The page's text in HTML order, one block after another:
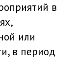
в
или
в период